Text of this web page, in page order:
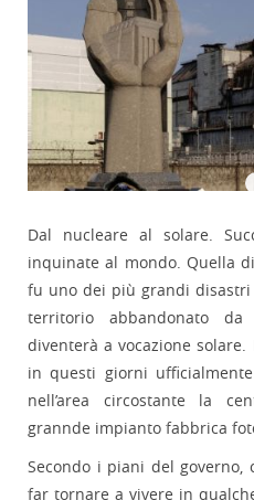
Dal nucleare al solare.
inquinate al mondo. Quella
fu uno dei più grandi disastri
territorio abbandonato
diventerà a vocazione
in questi giorni
nell’area circostante la
grannde impianto fabbrica
Secondo i piani del governo,
far tornare a vivere in